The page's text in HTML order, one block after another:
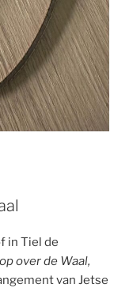
in Tiel de
over de Waal,
van Jetse